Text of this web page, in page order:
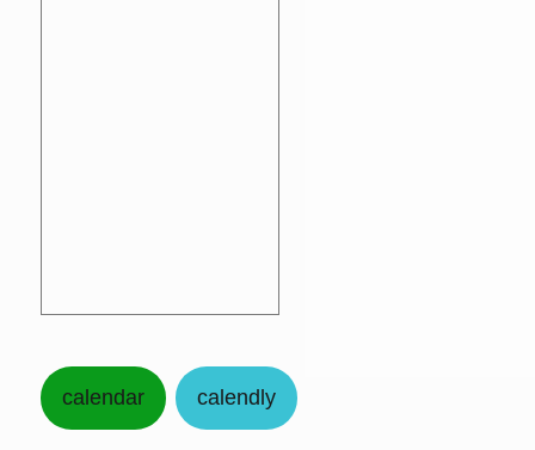
calendar calendly